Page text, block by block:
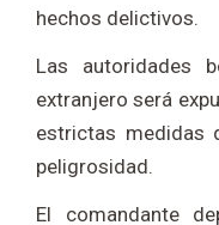
hechos delictivos.
Las autoridades
extranjero será
estrictas medidas
peligrosidad.
El comandante